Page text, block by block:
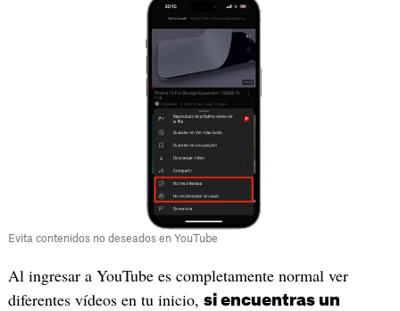
Evita contenidos no deseados en YouTube
Al ingresar a YouTube es completamente normal ver
diferentes vídeos en tu inicio, si encuentras un